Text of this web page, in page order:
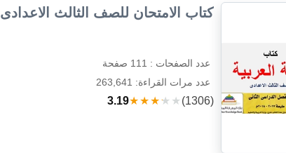
كتاب الامتحان للصف الثالث الاعدادى
عدد الصفحات : 111 صفحة
عدد مرات القراءة: 263,641
3.19★★★★★ (1306)